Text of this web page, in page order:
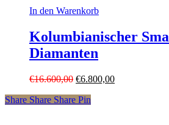
In den Warenkorb
Kolumbianischer
Diamanten
€16.600,00 Ursprünglicher
war:
€6.800,00Aktueller
Share Share Share Pin